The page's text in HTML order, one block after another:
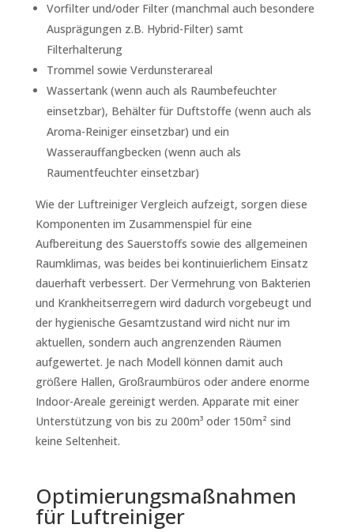
Vorfilter und/oder Filter (manchmal auch besondere
Ausprägungen z.B. Hybrid-Filter) samt
Filterhalterung
Trommel sowie Verdunsterareal
Wassertank (wenn auch als Raumbefeuchter
einsetzbar), Behälter für Duftstoffe (wenn auch als
Aroma-Reiniger einsetzbar) und ein
Wasserauffangbecken (wenn auch als
Raumentfeuchter einsetzbar)
Wie der Luftreiniger Vergleich aufzeigt, sorgen diese
Komponenten im Zusammenspiel für eine
Aufbereitung des Sauerstoffs sowie des allgemeinen
Raumklimas, was beides bei kontinuierlichem Einsatz
dauerhaft verbessert. Der Vermehrung von Bakterien
und Krankheitserregern wird dadurch vorgebeugt und
der hygienische Gesamtzustand wird nicht nur im
aktuellen, sondern auch angrenzenden Räumen
aufgewertet. Je nach Modell können damit auch
größere Hallen, Großraumbüros oder andere enorme
Indoor-Areale gereinigt werden. Apparate mit einer
Unterstützung von bis zu 200m³ oder 150m² sind
keine Seltenheit.
Optimierungsmaßnahmen
für Luftreiniger